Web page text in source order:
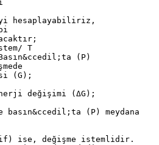
hesaplayabiliriz,
T
(P)
(G);
değişimi (ΔG);
(P) meydana
ise, değişme istemlidir.